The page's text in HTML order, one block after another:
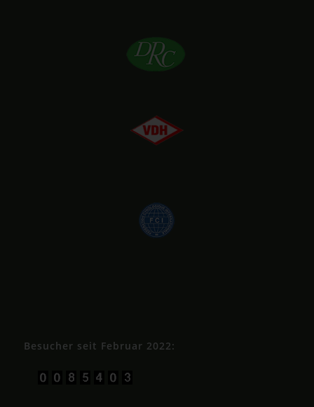
Besucher seit Februar 2022: